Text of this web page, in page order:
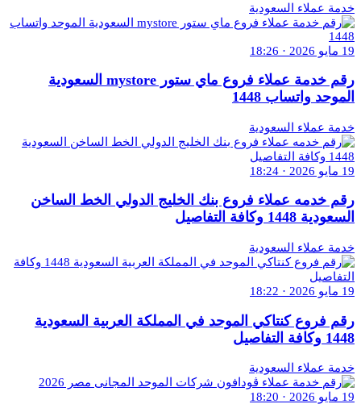
خدمة عملاء السعودية
19 مايو 2026 · 18:26
رقم خدمة عملاء فروع ماي ستور mystore السعودية
الموحد واتساب 1448
خدمة عملاء السعودية
19 مايو 2026 · 18:24
رقم خدمه عملاء فروع بنك الخليج الدولي الخط الساخن
السعودية 1448 وكافة التفاصيل
خدمة عملاء السعودية
19 مايو 2026 · 18:22
رقم فروع كنتاكي الموحد في المملكة العربية السعودية
1448 وكافة التفاصيل
خدمة عملاء السعودية
19 مايو 2026 · 18:20